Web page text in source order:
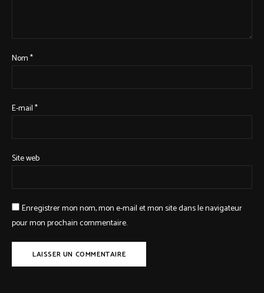
Nom*
E-mail*
Site web
Enregistrer mon nom, mon e-mail et mon site dans le navigateur
pour mon prochain commentaire.